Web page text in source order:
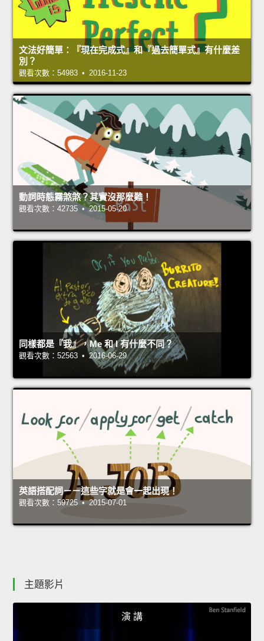
文法好簡單：『現在完成式』和『過去簡單式』有什麼差
別？
觀看次數：54983 • 2016-11-23
動詞時態霧煞煞？其實沒那麼難！
觀看次數：42735 • 2015-05-20
同樣都是『我』，Me 和 I 有什麼不同？
觀看次數：52563 • 2016-06-29
英語搭配詞－－這些字就是會一起出現！
觀看次數：59725 • 2015-07-01
主題影片
演 講